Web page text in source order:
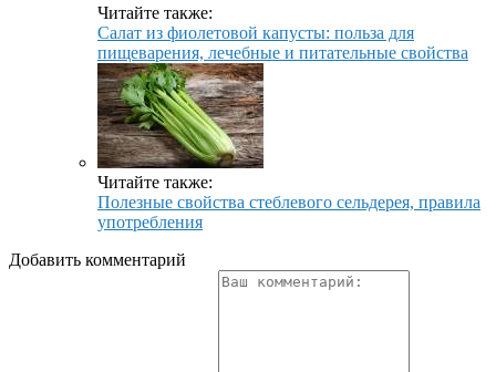
Читайте также:
Салат из фиолетовой капусты: польза для
пищеварения, лечебные и питательные свойства
Читайте также:
Полезные свойства стеблевого сельдерея, правила
употребления
Добавить комментарий